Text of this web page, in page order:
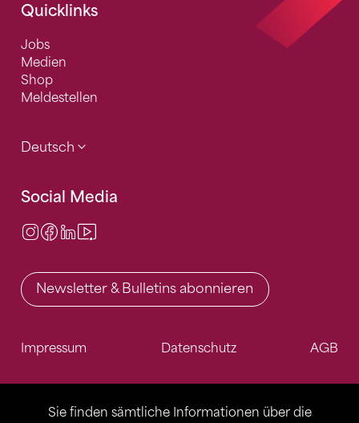
Sie finden sämtliche Informationen über die
Quicklinks
Jobs
Medien
Shop
Meldestellen
Deutsch
Social Media
Instagram
Facebook
LinkedIn
Newsletter & Bulletins abonnieren
Impressum Datenschutz AGB